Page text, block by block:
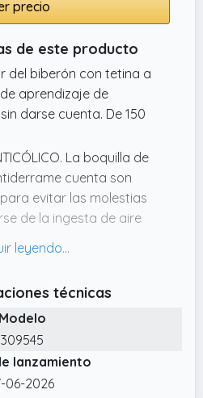
precio
de este producto
del biberón con tetina a
aprendizaje de
darse cuenta. De 150
La boquilla de
cuenta son
evitar las molestias
de la ingesta de aire
Vaso
Biberón con
y colocarse en
de Suavinex.
Vaso con tapa
higiene y seguridad
técnicas
Modelo
309545
lanzamiento
06-2026